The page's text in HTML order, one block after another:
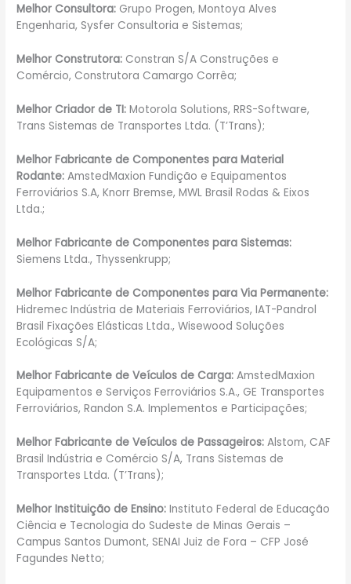
Melhor Consultora: Grupo Progen, Montoya Alves
Engenharia, Sysfer Consultoria e Sistemas;
Melhor Construtora: Constran S/A Construções e
Comércio, Construtora Camargo Corrêa;
Melhor Criador de TI: Motorola Solutions, RRS-Software,
Trans Sistemas de Transportes Ltda. (T’Trans);
Melhor Fabricante de Componentes para Material
Rodante: AmstedMaxion Fundição e Equipamentos
Ferroviários S.A, Knorr Bremse, MWL Brasil Rodas & Eixos
Ltda.;
Melhor Fabricante de Componentes para Sistemas:
Siemens Ltda., Thyssenkrupp;
Melhor Fabricante de Componentes para Via Permanente:
Hidremec Indústria de Materiais Ferroviários, IAT-Pandrol
Brasil Fixações Elásticas Ltda., Wisewood Soluções
Ecológicas S/A;
Melhor Fabricante de Veículos de Carga: AmstedMaxion
Equipamentos e Serviços Ferroviários S.A., GE Transportes
Ferroviários, Randon S.A. Implementos e Participações;
Melhor Fabricante de Veículos de Passageiros: Alstom, CAF
Brasil Indústria e Comércio S/A, Trans Sistemas de
Transportes Ltda. (T’Trans);
Melhor Instituição de Ensino: Instituto Federal de Educação
Ciência e Tecnologia do Sudeste de Minas Gerais –
Campus Santos Dumont, SENAI Juiz de Fora – CFP José
Fagundes Netto;